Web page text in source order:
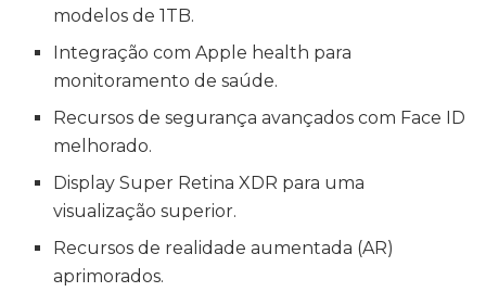
modelos de 1TB.
Integração com Apple health para
monitoramento de saúde.
Recursos de segurança avançados com Face ID
melhorado.
Display Super Retina XDR para uma
visualização superior.
Recursos de realidade aumentada (AR)
aprimorados.